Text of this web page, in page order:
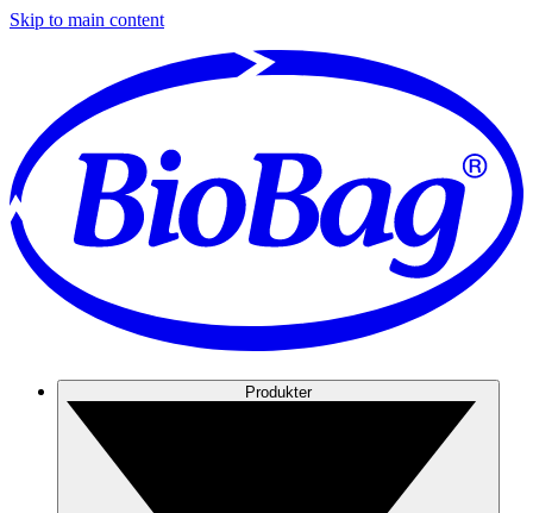
Skip to main content
Produkter